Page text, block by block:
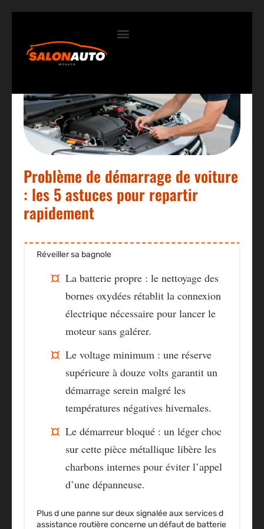
Problème de démarrage de voiture
: les 5 astuces pour repartir
rapidement
Réveiller sa bagnole
La batterie propre : le nettoyage des
bornes oxydées rétablit la connexion
électrique nécessaire pour lancer le
moteur sans galérer.
Le voltage minimum : une réserve
supérieure à douze volts garantit un
démarrage serein malgré les
températures négatives hivernales.
Le démarreur bloqué : un léger choc
sur cette pièce métallique libère les
charbons internes pour éviter l’appel
d’une dépanneuse.
Plus d une panne sur deux signalée aux services d
assistance routière concerne un défaut de batterie